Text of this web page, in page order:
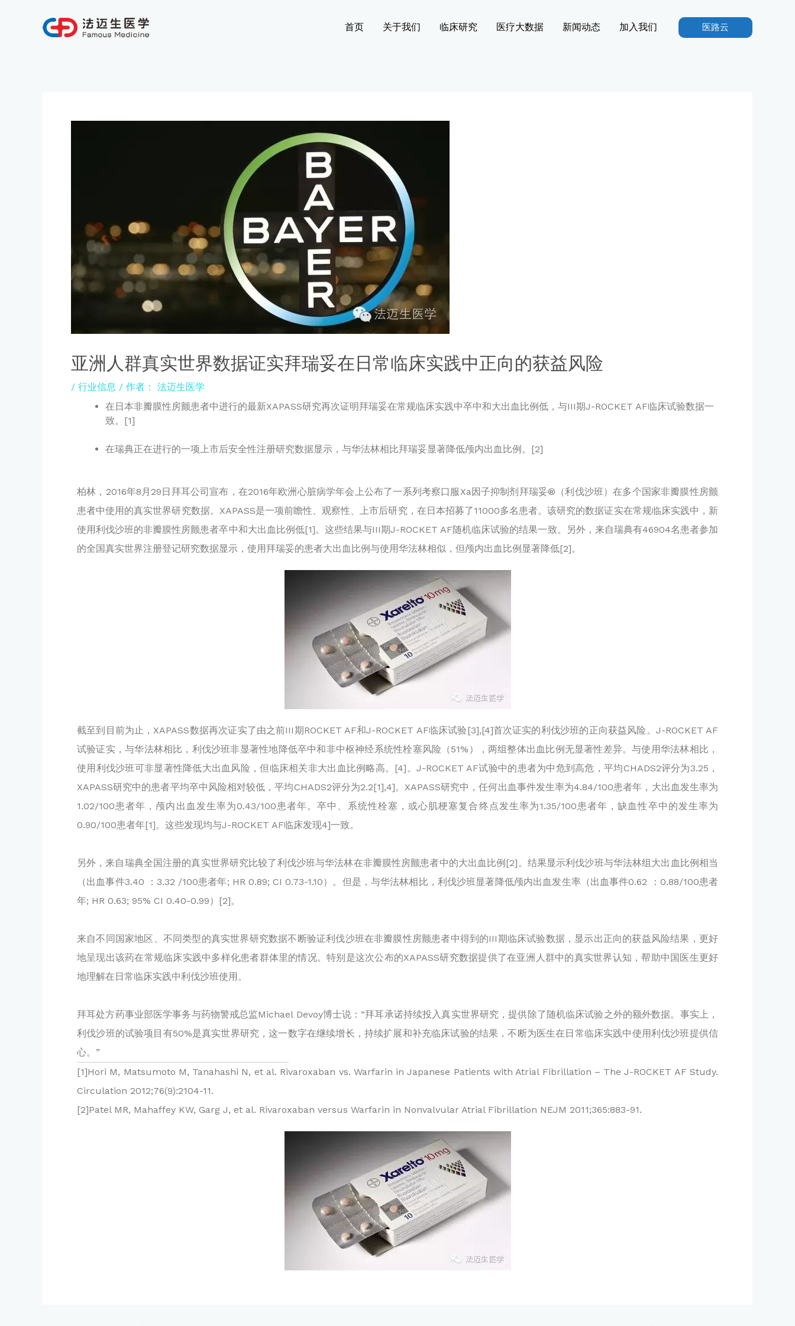
首页 关于我们 临床研究 医疗大数据 新闻动态 加入我们 医路云
亚洲人群真实世界数据证实拜瑞妥在日常临床实践中正向的获益风险
/ 行业信息 / 作者：
法迈生医学
在日本非瓣膜性房颤患者中进行的最新XAPASS研究再次证明拜瑞妥在常规临床实践中卒中和大出血比例低，与III期J-ROCKET AF临床试验数据一
致。 [1]
在瑞典正在进行的一项上市后安全性注册研究数据显示，与华法林相比拜瑞妥显著降低颅内出血比例。 [2]
柏林，2016年8月29日拜耳公司宣布，在2016年欧洲心脏病学年会上公布了一系列考察口服Xa因子抑制剂拜瑞妥®（利伐沙班）在多个国家非瓣膜性房颤
患者中使用的真实世界研究数据。XAPASS是一项前瞻性、观察性、上市后研究，在日本招募了11000多名患者。该研究的数据证实在常规临床实践中，新
使用利伐沙班的非瓣膜性房颤患者卒中和大出血比例低[1]。这些结果与III期J-ROCKET AF随机临床试验的结果一致。另外，来自瑞典有46904名患者参加
的全国真实世界注册登记研究数据显示，使用拜瑞妥的患者大出血比例与使用华法林相似，但颅内出血比例显著降低[2]。
截至到目前为止，XAPASS数据再次证实了由之前III期ROCKET AF和J-ROCKET AF临床试验[3],[4]首次证实的利伐沙班的正向获益风险。J-ROCKET AF
试验证实，与华法林相比，利伐沙班非显著性地降低卒中和非中枢神经系统性栓塞风险（51%），两组整体出血比例无显著性差异。与使用华法林相比，
使用利伐沙班可非显著性降低大出血风险，但临床相关非大出血比例略高。 [4]。J-ROCKET AF试验中的患者为中危到高危，平均CHADS2评分为3.25，
XAPASS研究中的患者平均卒中风险相对较低，平均CHADS2评分为2.2[1],4]。XAPASS研究中，任何出血事件发生率为4.84/100患者年，大出血发生率为
1.02/100患者年，颅内出血发生率为0.43/100患者年。卒中、系统性栓塞，或心肌梗塞复合终点发生率为1.35/100患者年，缺血性卒中的发生率为
0.90/100患者年[1]。这些发现均与J-ROCKET AF临床发现4]一致。
另外，来自瑞典全国注册的真实世界研究比较了利伐沙班与华法林在非瓣膜性房颤患者中的大出血比例[2]。结果显示利伐沙班与华法林组大出血比例相当
（出血事件3.40 ：3.32 /100患者年; HR 0.89; CI 0.73-1.10）。但是，与华法林相比，利伐沙班显著降低颅内出血发生率（出血事件0.62 ：0.88/100患者
年; HR 0.63; 95% CI 0.40-0.99） [2]。
来自不同国家地区、不同类型的真实世界研究数据不断验证利伐沙班在非瓣膜性房颤患者中得到的III期临床试验数据，显示出正向的获益风险结果，更好
地呈现出该药在常规临床实践中多样化患者群体里的情况。特别是这次公布的XAPASS研究数据提供了在亚洲人群中的真实世界认知，帮助中国医生更好
地理解在日常临床实践中利伐沙班使用。
拜耳处方药事业部医学事务与药物警戒总监Michael Devoy博士说：“拜耳承诺持续投入真实世界研究，提供除了随机临床试验之外的额外数据。事实上，
利伐沙班的试验项目有50%是真实世界研究，这一数字在继续增长，持续扩展和补充临床试验的结果，不断为医生在日常临床实践中使用利伐沙班提供信
心。”
[1]Hori M, Matsumoto M, Tanahashi N, et al. Rivaroxaban vs. Warfarin in Japanese Patients with Atrial Fibrillation – The J-ROCKET AF Study.
Circulation 2012;76(9):2104-11.
[2]Patel MR, Mahaffey KW, Garg J, et al. Rivaroxaban versus Warfarin in Nonvalvular Atrial Fibrillation NEJM 2011;365:883-91.